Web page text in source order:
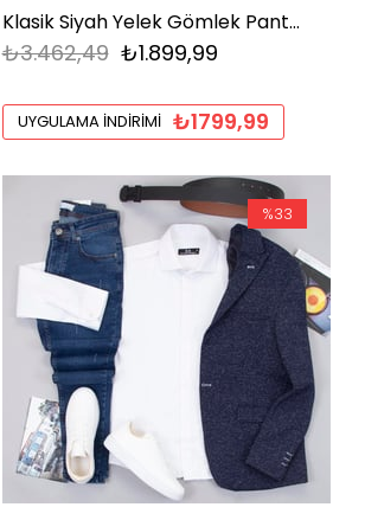
Klasik Siyah Yelek Gömlek Pantolon Ayakkabı Kombin
₺1.899,99
₺3.462,49
UYGULAMA İNDIRIMI ₺1799,99
%33